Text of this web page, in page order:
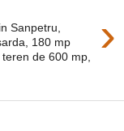
›
Sanpetru,
180 mp
de 600 mp,